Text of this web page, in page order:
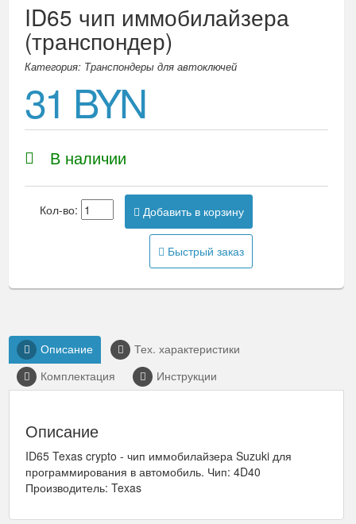
ID65 чип иммобилайзера
(транспондер)
Категория: Транспондеры для автоключей
31 BYN
В наличии
Кол-во: Добавить в корзину
Быстрый заказ
Описание
Тех. характеристики
Комплектация
Инструкции
Описание
ID65 Texas crypto - чип иммобилайзера Suzuki для
программирования в автомобиль. Чип: 4D40
Производитель: Texas